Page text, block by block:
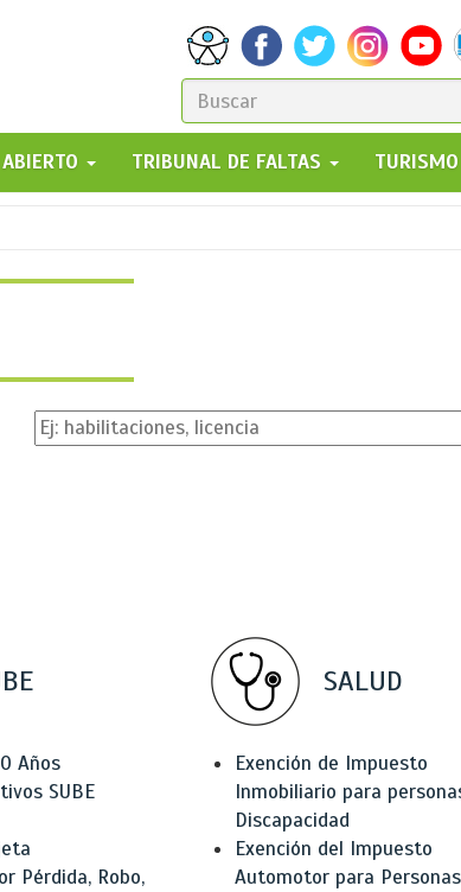
FORMULARIO
DE
BÚSQUEDA
GO!
TRIBUNAL DE FALTAS TURISMO
Años
SUBE
Pérdida, Robo,
SALUD
Exención de Impuesto
Inmobiliario para
Discapacidad
Exención del Impuesto
Automotor para